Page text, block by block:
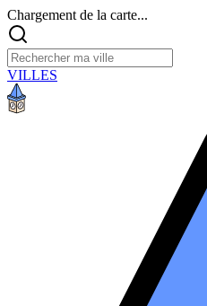
Chargement de la carte...
VILLES